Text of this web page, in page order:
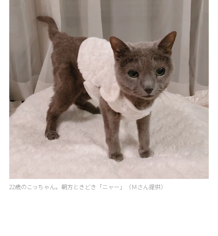
22歳のこっちゃん。朝方ときどき「ニャー」（Ｍさん提供）